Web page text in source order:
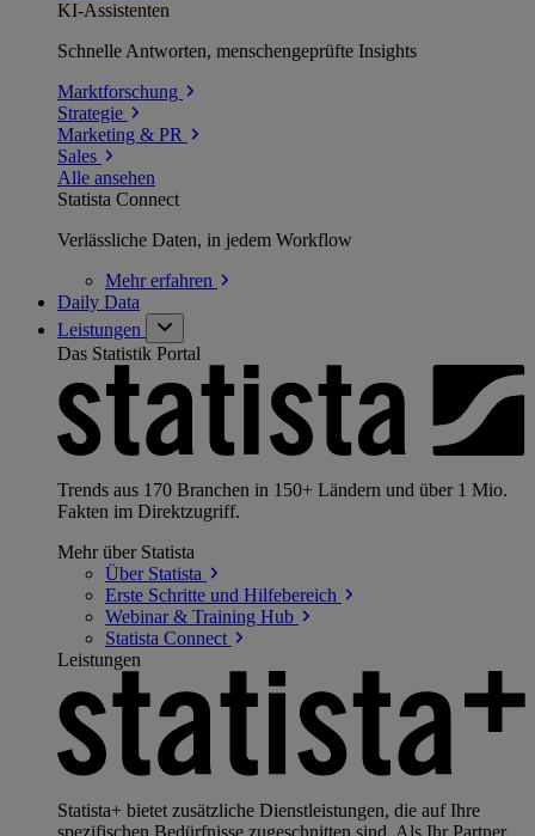
KI-Assistenten
Schnelle Antworten, menschengeprüfte Insights
Marktforschung
Strategie
Marketing & PR
Sales
Alle ansehen
Statista Connect
Verlässliche Daten, in jedem Workflow
Mehrerfahren
Daily Data
Leistungen
Das Statistik Portal
Trends aus 170 Branchen in 150+ Ländern und über 1 Mio.
Fakten im Direktzugriff.
Mehr über Statista
Über Statista
Erste Schritte und Hilfebereich
Webinar & Training Hub
Statista Connect
Leistungen
Statista+ bietet zusätzliche Dienstleistungen, die auf Ihre
spezifischen Bedürfnisse zugeschnitten sind. Als Ihr Partner